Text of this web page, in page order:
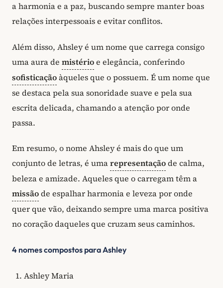
a harmonia e a paz, buscando sempre manter boas
relações interpessoais e evitar conflitos.
Além disso, Ahsley é um nome que carrega consigo
uma aura de mistérioe elegância, conferindo
sofisticaçãoàqueles que o possuem. É um nome que
se destaca pela sua sonoridade suave e pela sua
escrita delicada, chamando a atenção por onde
passa.
Em resumo, o nome Ahsley é mais do que um
conjunto de letras, é umarepresentaçãode calma,
beleza e amizade. Aqueles que o carregam têm a
missãode espalhar harmonia e leveza por onde
quer que vão, deixando sempre uma marca positiva
no coração daqueles que cruzam seus caminhos.
4 nomes compostos para Ashley
Ashley Maria